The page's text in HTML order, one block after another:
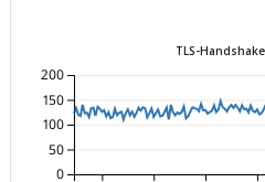
TLS-
0
50
100
150
200